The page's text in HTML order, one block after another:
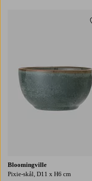
Bloomingville
Pixie-skål, D11 x H6 cm